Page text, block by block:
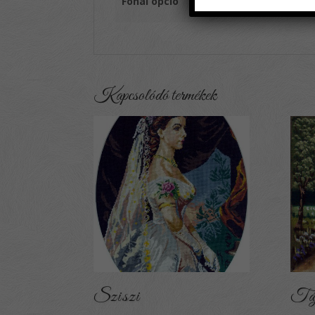
Kapcsolódó termékek
Sziszi